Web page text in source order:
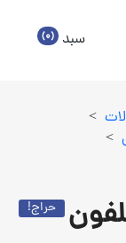
سبد (0)
>
>
حراج!